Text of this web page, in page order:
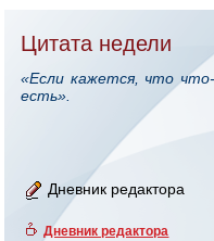
Цитата недели
«Если кажется, что
есть».
Дневник редактора
Дневник редактора